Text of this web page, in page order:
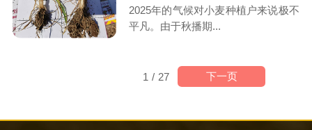
2025年的气候对小麦种植户来说极不
平凡。由于秋播期...
1 / 27 下一页